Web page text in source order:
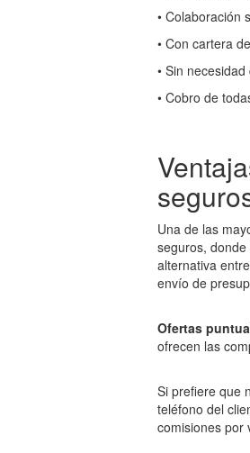
• Colaboración
• Con cartera
• Sin
• Cobro de
Una de las
seguros,
alternativa
envío de
Ofertas
ofrecen las
Si prefiere que
teléfono del
comisiones por